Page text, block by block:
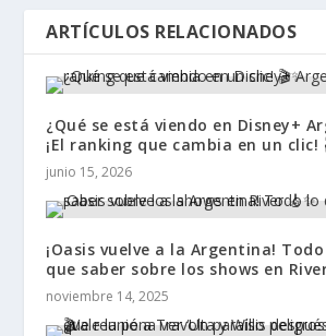
ARTÍCULOS RELACIONADOS
¿Qué se está viendo en Disney+
¡El ranking que cambia en un clic!
junio 15, 2026
¡Oasis vuelve a la Argentina!
que saber sobre los shows en
noviembre 14, 2025